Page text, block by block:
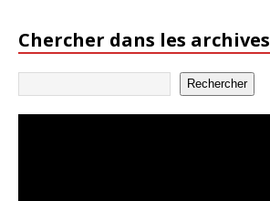
Chercher dans les archives
Rechercher